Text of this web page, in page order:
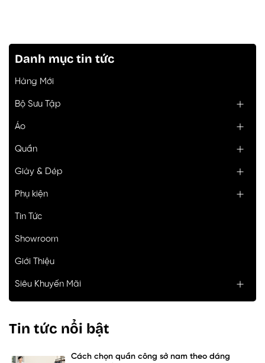
Danh mục tin tức
Hàng Mới
Bộ Sưu Tập
Áo
Quần
Giày & Dép
Phụ kiện
Tin Tức
Showroom
Giới Thiệu
Siêu Khuyến Mãi
Tin tức nổi bật
Cách chọn quần công sở nam theo dáng